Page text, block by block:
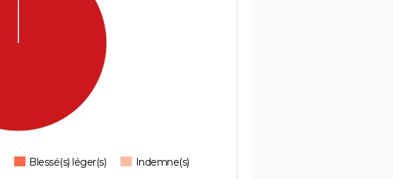
Blessé(s) léger(s) Indemne(s)